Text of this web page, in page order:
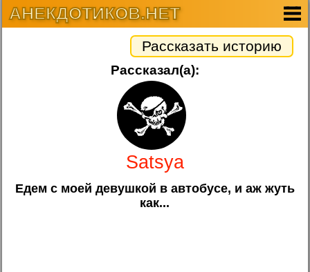
АНЕКДОТИКОВ.НЕТ
Рассказать историю
Рассказал(а):
Satsya
Едем с моей девушкой в автобусе, и аж жуть
как...